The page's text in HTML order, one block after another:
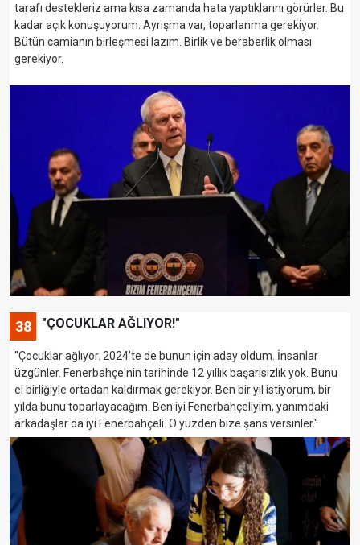
tarafı destekleriz ama kısa zamanda hata yaptıklarını görürler. Bu
kadar açık konuşuyorum. Ayrışma var, toparlanma gerekiyor.
Bütün camianın birleşmesi lazım. Birlik ve beraberlik olması
gerekiyor.
38 "ÇOCUKLAR AĞLIYOR!"
"Çocuklar ağlıyor. 2024'te de bunun için aday oldum. İnsanlar
üzgünler. Fenerbahçe'nin tarihinde 12 yıllık başarısızlık yok. Bunu
el birliğiyle ortadan kaldırmak gerekiyor. Ben bir yıl istiyorum, bir
yılda bunu toparlayacağım. Ben iyi Fenerbahçeliyim, yanımdaki
arkadaşlar da iyi Fenerbahçeli. O yüzden bize şans versinler."